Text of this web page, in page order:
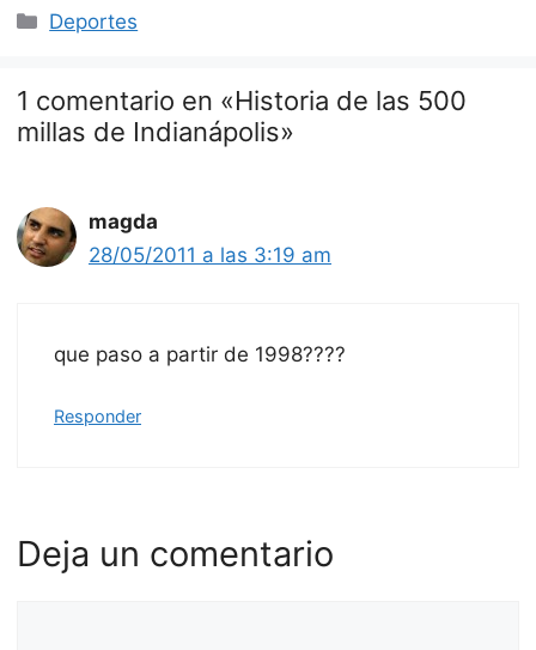
Categorías
Deportes
1 comentario en «Historia de las 500
millas de Indianápolis»
magda
28/05/2011 a las 3:19 am
que paso a partir de 1998????
Responder
Deja un comentario